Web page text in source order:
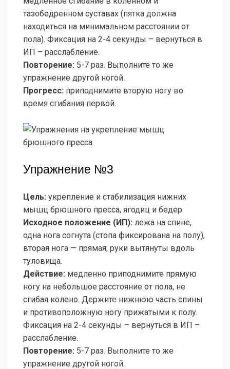
тазобедренном суставах (пятка должна
находиться на минимальном расстоянии от
пола). Фиксация на 2-4 секунды – вернуться в
ИП – расслабление.
Повторение: 5-7 раз. Выполните то же
упражнение другой ногой.
Прогресс: приподнимите вторую ногу во
время сгибания первой.
Упражнение №3
Цель: укрепление и стабилизация нижних
мышц брюшного пресса, ягодиц и бедер.
Исходное положение (ИП): лежа на спине,
одна нога согнута (стопа фиксирована на полу),
вторая нога — прямая; руки вытянуты вдоль
туловища.
Действие: медленно приподнимите прямую
ногу на небольшое расстояние от пола, не
сгибая колено. Держите нижнюю часть спины
и противоположную ногу прижатыми к полу.
Фиксация на 2-4 секунды – вернуться в ИП –
расслабление.
Повторение: 5-7 раз. Выполните то же
упражнение другой ногой.